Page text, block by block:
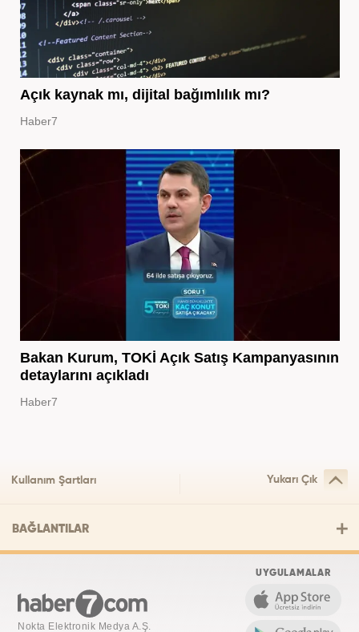
Açık kaynak mı, dijital bağımlılık mı?
Haber7
Bakan Kurum, TOKİ Açık Satış Kampanyasının
detaylarını açıkladı
Haber7
Kullanım Şartları Yukarı Çık
BAĞLANTILAR
Nokta Elektronik Medya A.Ş.
UYGULAMALAR